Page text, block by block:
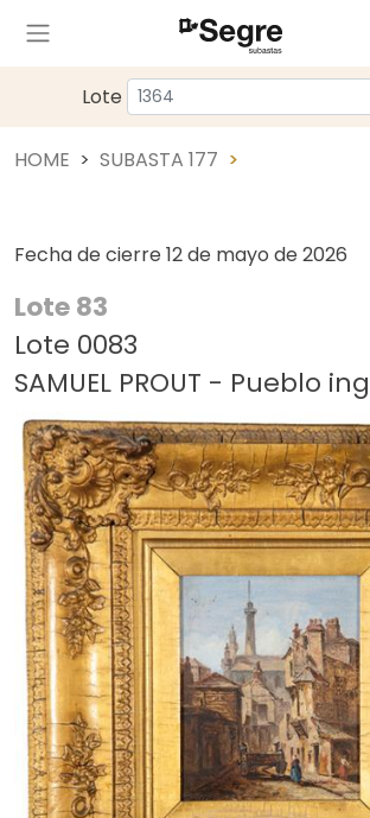
Lote
HOME SUBASTA 177
Fecha de cierre 12 de mayo de 2026
Lote 83
Lote 0083
SAMUEL PROUT - Pueblo